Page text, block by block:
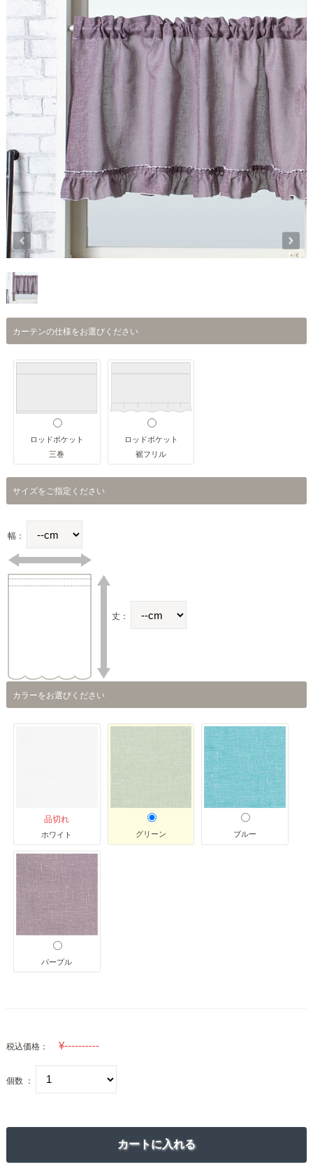
カーテンの仕様をお選びください
ロッドポケット
三巻
ロッドポケット
裾フリル
サイズをご指定ください
幅：
丈：
カラーをお選びください
品切れ
ホワイト グリーン ブルー
パープル
税込価格：
個数 ：